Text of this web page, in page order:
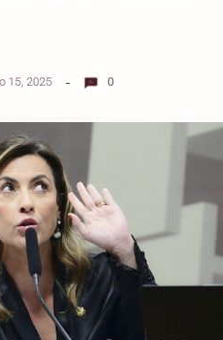
15, 2025 0